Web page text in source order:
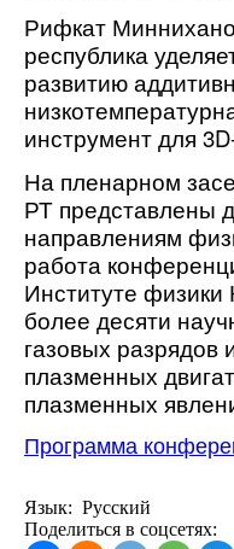
Рифкат
республика
развитию
инструмент для
На пленарном
РТ представлены
направлениям
работа
Институте
более десяти
газовых разрядов
плазменных
плазменных
Программа
Язык: Русский
Поделиться в соцсетях: